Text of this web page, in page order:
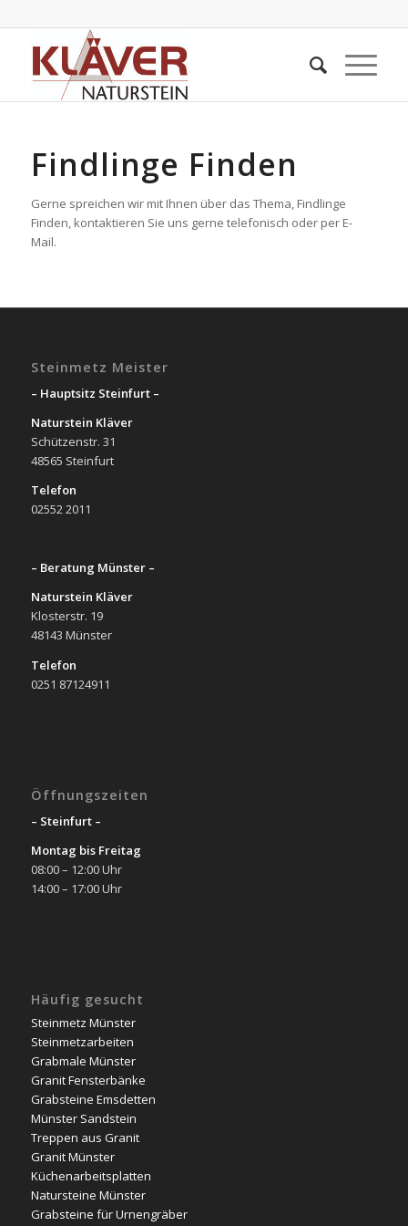
Findlinge Finden
Gerne spreichen wir mit Ihnen über das Thema, Findlinge
Finden, kontaktieren Sie uns gerne telefonisch oder per E-
Mail.
Steinmetz Meister
– Hauptsitz Steinfurt –
Naturstein Kläver
Schützenstr. 31
48565 Steinfurt
Telefon
02552 2011
– Beratung Münster –
Naturstein Kläver
Klosterstr. 19
48143 Münster
Telefon
0251 87124911
Öffnungszeiten
– Steinfurt –
Montag bis Freitag
08:00 – 12:00 Uhr
14:00 – 17:00 Uhr
Häufig gesucht
Steinmetz Münster
Steinmetzarbeiten
Grabmale Münster
Granit Fensterbänke
Grabsteine Emsdetten
Münster Sandstein
Treppen aus Granit
Granit Münster
Küchenarbeitsplatten
Natursteine Münster
Grabsteine für Urnengräber